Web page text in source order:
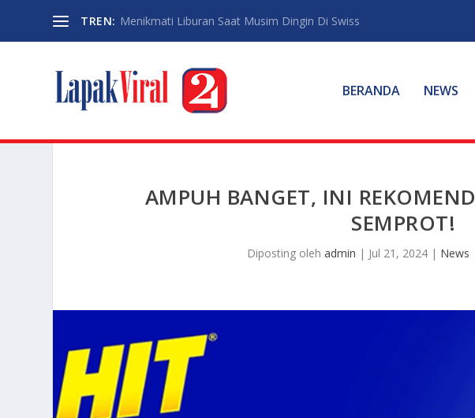
TREN: Menikmati Liburan Saat Musim Dingin Di Swiss
BERANDA NEWS
AMPUH BANGET, INI
SEMPROT!
Diposting oleh admin | Jul 21, 2024| News